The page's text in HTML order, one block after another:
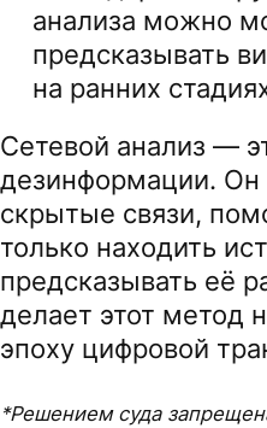
анализа можно
предсказывать
на ранних
Сетевой анализ —
дезинформации. Он
скрытые связи,
только находить
предсказывать её
делает этот метод
эпоху цифровой
*Решением суда